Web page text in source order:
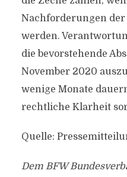
Nachforderungen
werden.
die bevorstehende
November 2020
wenige Monate
rechtliche Klarheit
Quelle:
Dem BFW